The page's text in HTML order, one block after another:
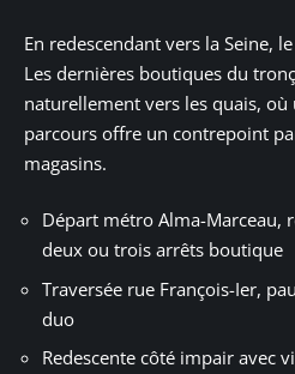
En redescendant vers la Seine,
Les dernières boutiques du
naturellement vers les quais,
parcours offre un contrepoint
magasins.
Départ métro Alma-Marceau,
deux ou trois arrêts boutique
Traversée rue François-Ier,
duo
Redescente côté impair avec